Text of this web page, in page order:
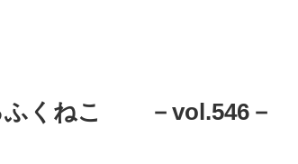
ふくねこ －vol.546－